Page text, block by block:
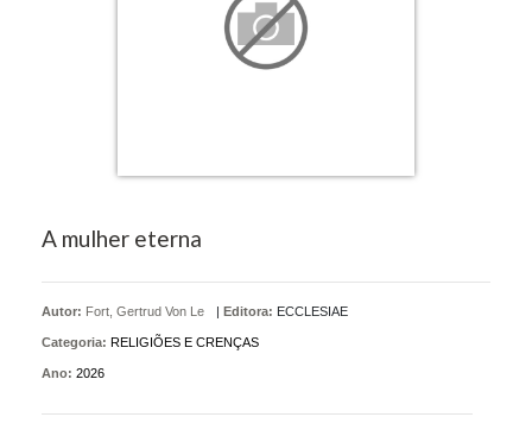
A mulher eterna
Autor: Fort, Gertrud Von Le | Editora: ECCLESIAE
Categoria: RELIGIÕES E CRENÇAS
Ano: 2026